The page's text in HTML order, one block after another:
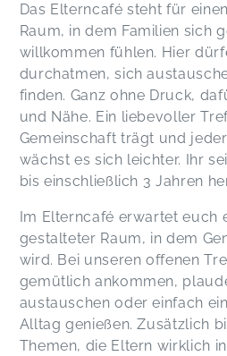
Lea, Dec 20
Kira,
Das Elterncafé steht für
Raum, in dem Familien sich
willkommen fühlen. Hier
durchatmen, sich
finden. Ganz ohne Druck,
und Nähe. Ein liebevoller
Gemeinschaft trägt und
wächst es sich leichter. Ihr
bis einschließlich 3 Jahren
Im Elterncafé erwartet euch
gestalteter Raum, in dem
wird. Bei unseren offenen
gemütlich ankommen,
austauschen oder einfach
Alltag genießen. Zusätzlich
Themen, die Eltern wirklich